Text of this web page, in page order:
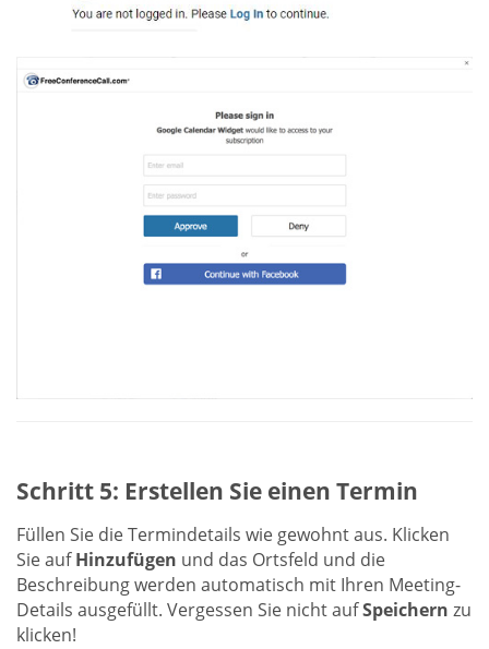
Schritt 5: Erstellen Sie einen Termin
Füllen Sie die Termindetails wie gewohnt aus. Klicken
Sie aufHinzufügen und das Ortsfeld und die
Beschreibung werden automatisch mit Ihren Meeting-
Details ausgefüllt. Vergessen Sie nicht aufSpeichern zu
klicken!